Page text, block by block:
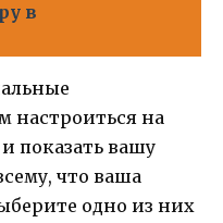
в
настроиться на
показать вашу
что ваша
одно из них